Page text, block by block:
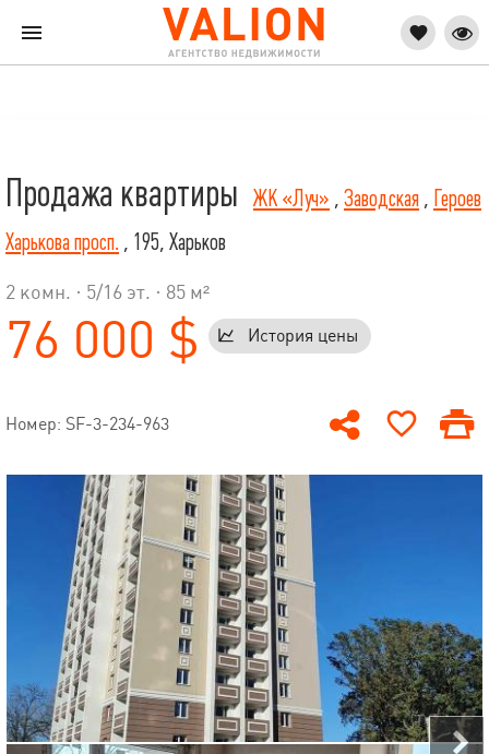
Продажа квартиры ЖК «Луч» , Заводская , Героев
Харькова просп. , 195, Харьков
2 комн. · 5/16 эт. · 85 м²
76 000 $ История цены
Номер: SF-3-234-963